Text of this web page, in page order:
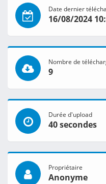
Date dernier
16/08/2024
Nombre de
9
Durée d'upload
40 secondes
Propriétaire
Anonyme